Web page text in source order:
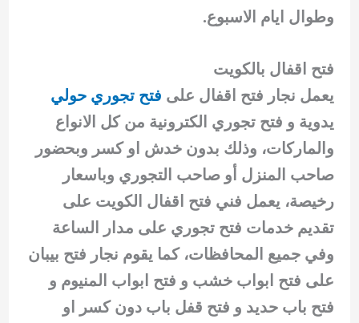
وطوال ايام الاسبوع.
فتح اقفال بالكويت
يعمل نجار فتح اقفال على فتح تجوري حولي
يدوية و فتح تجوري الكترونية من كل الانواع
والماركات، وذلك بدون خدش او كسر وبحضور
صاحب المنزل أو صاحب التجوري وباسعار
رخيصة، يعمل فني فتح اقفال الكويت على
تقديم خدمات فتح تجوري على مدار الساعة
وفي جميع المحافظات، كما يقوم نجار فتح بيبان
على فتح ابواب خشب و فتح ابواب المنيوم و
فتح باب حديد و فتح قفل باب دون كسر او